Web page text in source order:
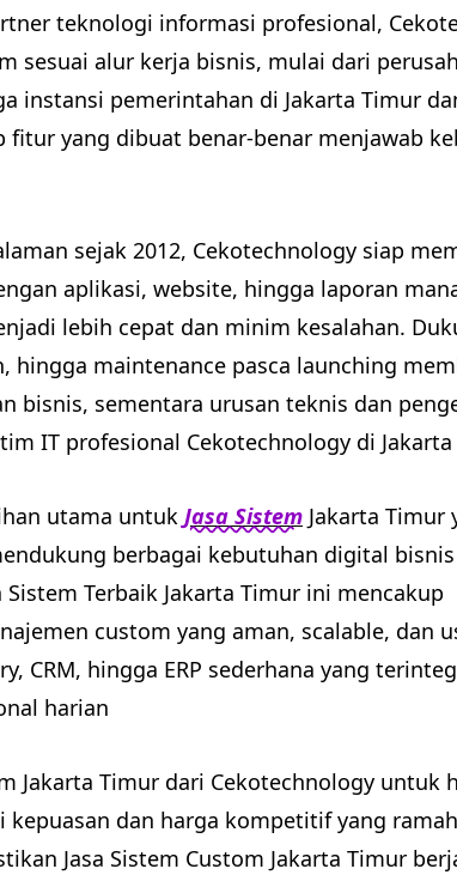
teknologi informasi profesional,
sesuai alur kerja bisnis, mulai dari
instansi pemerintahan di Jakarta Timur
fitur yang dibuat benar-benar menjawab
sejak 2012, Cekotechnology siap
aplikasi, website, hingga laporan
lebih cepat dan minim kesalahan.
hingga maintenance pasca launching
bisnis, sementara urusan teknis dan
IT profesional Cekotechnology di
utama untuk Jasa Sistem Jakarta Timur
berbagai kebutuhan digital
Sistem Terbaik Jakarta Timur ini mencakup
custom yang aman, scalable, dan
CRM, hingga ERP sederhana yang
harian
Jakarta Timur dari Cekotechnology untuk
kepuasan dan harga kompetitif yang
Jasa Sistem Custom Jakarta Timur